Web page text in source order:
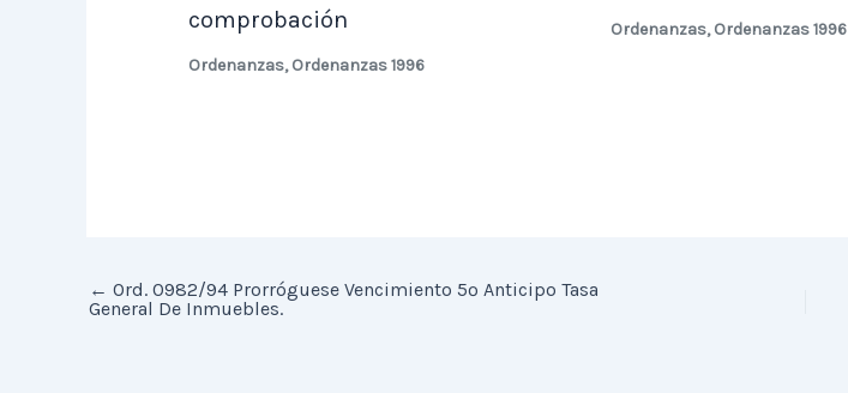
comprobación
Ordenanzas,Ordenanzas 1996
Ordenanzas,Ordenanzas 1996
← Ord. 0982/94 Prorróguese Vencimiento 5º Anticipo Tasa
General De Inmuebles.